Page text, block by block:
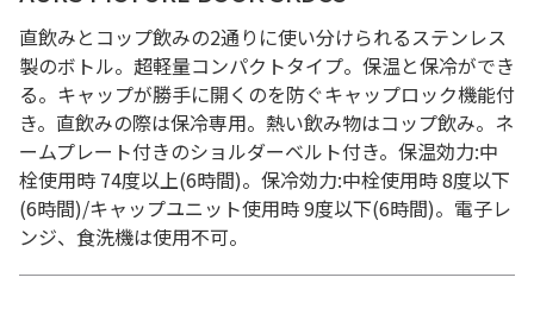
直飲みとコップ飲みの2通りに使い分けられるステンレス
製のボトル。超軽量コンパクトタイプ。保温と保冷ができ
る。キャップが勝手に開くのを防ぐキャップロック機能付
き。直飲みの際は保冷専用。熱い飲み物はコップ飲み。ネ
ームプレート付きのショルダーベルト付き。保温効力:中
栓使用時 74度以上(6時間)。保冷効力:中栓使用時 8度以下
(6時間)/キャップユニット使用時 9度以下(6時間)。電子レ
ンジ、食洗機は使用不可。